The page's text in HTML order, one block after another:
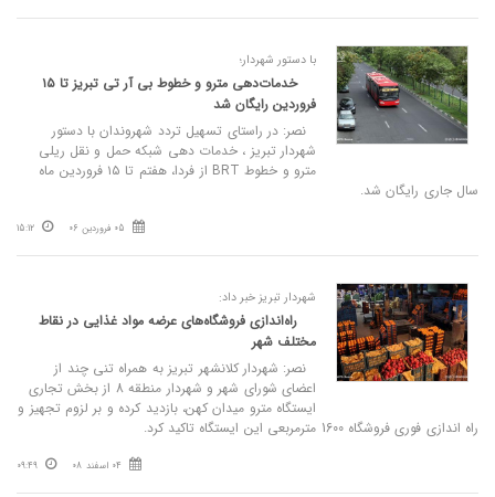
با دستور شهردار؛
خدمات‌دهی مترو و خطوط بی آر تی تبریز تا ۱۵
فروردین رایگان شد
نصر: در راستای تسهیل تردد شهروندان با دستور
شهردار تبریز ، خدمات دهی شبکه حمل و نقل ریلی
مترو و خطوط BRT از فردا، هفتم تا ۱۵ فروردین ماه
سال جاری رایگان شد.
05 فروردین 06 15:12
شهردار تبریز خبر داد:
راه‌اندازی فروشگاه‌های عرضه مواد غذایی در نقاط
مختلف شهر
نصر: شهردار کلانشهر تبریز به همراه تنی چند از
اعضای شورای شهر و شهردار منطقه 8 از بخش تجاری
ایستگاه مترو میدان کهن، بازدید کرده و بر لزوم تجهیز و
راه اندازی فوری فروشگاه 1600 مترمربعی این ایستگاه تاکید کرد.
04 اسفند 08 09:49